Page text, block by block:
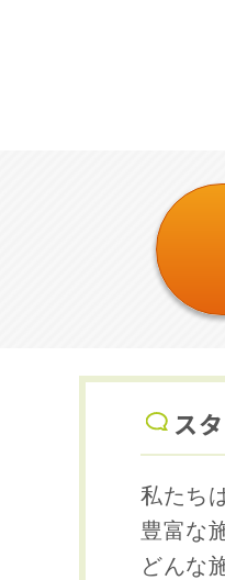
ス
私たち
豊富な
どんな